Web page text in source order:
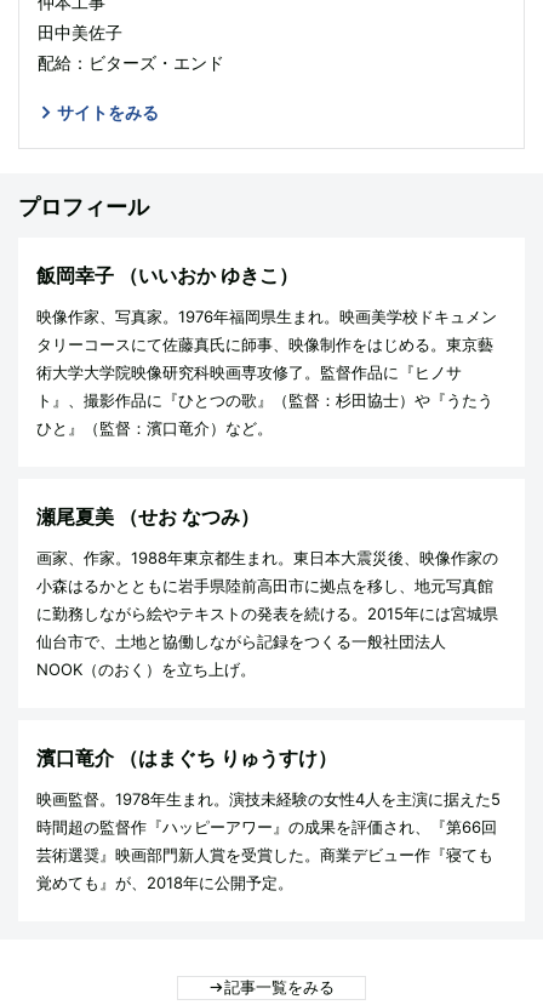
田中美佐子
配給：ビターズ・エンド
サイトをみる
プロフィール
飯岡幸子 （いいおか ゆきこ）
映像作家、写真家。1976年福岡県生まれ。映画美学校ドキュメン
タリーコースにて佐藤真氏に師事、映像制作をはじめる。東京藝
術大学大学院映像研究科映画専攻修了。監督作品に『ヒノサ
ト』、撮影作品に『ひとつの歌』（監督：杉田協士）や『うたう
ひと』（監督：濱口竜介）など。
瀬尾夏美 （せお なつみ）
画家、作家。1988年東京都生まれ。東日本大震災後、映像作家の
小森はるかとともに岩手県陸前高田市に拠点を移し、地元写真館
に勤務しながら絵やテキストの発表を続ける。2015年には宮城県
仙台市で、土地と協働しながら記録をつくる一般社団法人
NOOK（のおく）を立ち上げ。
濱口竜介 （はまぐち りゅうすけ）
映画監督。1978年生まれ。演技未経験の女性4人を主演に据えた5
時間超の監督作『ハッピーアワー』の成果を評価され、『第66回
芸術選奨』映画部門新人賞を受賞した。商業デビュー作『寝ても
覚めても』が、2018年に公開予定。
記事一覧をみる